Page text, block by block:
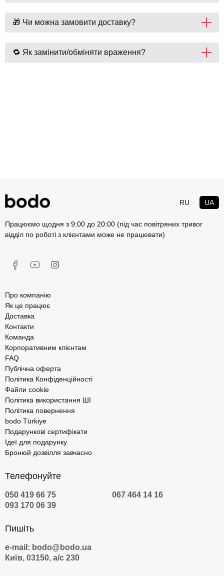
🎁 Чи можна замовити доставку?
🔁 Як замінити/обміняти враження?
RU UA
Працюємо щодня з 9:00 до 20:00 (під час повітряних тривог
відділ по роботі з клієнтами може не працювати)
Про компанію
Як це працює
Доставка
Контакти
Команда
Корпоративним клієнтам
FAQ
Публічна оферта
Політика Конфіденційності
Файли cookie
Політика використання ШІ
Політика повернення
bodo Türkiye
Подарункові сертифікати
Ідеї для подарунку
Бронюй дозвілля завчасно
Телефонуйте
050 419 66 75
067 464 14 16
093 170 06 39
Пишіть
e-mail: bodo@bodo.ua
Київ, 03150, а/с 230